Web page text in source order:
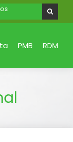
dari korupsi,
PMB RDM